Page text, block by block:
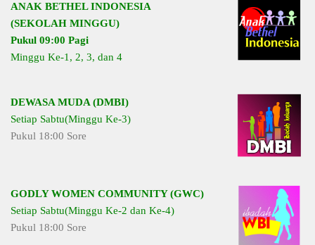
ANAK BETHEL INDONESIA
(SEKOLAH MINGGU)
Pukul 09:00 Pagi
Minggu Ke-1, 2, 3, dan 4
DEWASA MUDA (DMBI)
Setiap Sabtu(Minggu Ke-3)
Pukul 18:00 Sore
GODLY WOMEN COMMUNITY (GWC)
Setiap Sabtu(Minggu Ke-2 dan Ke-4)
Pukul 18:00 Sore